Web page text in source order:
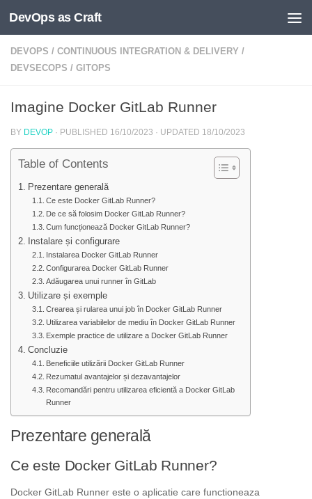
Skip to content
DevOps as Craft
DEVOPS / CONTINUOUS INTEGRATION & DELIVERY /
DEVSECOPS / GITOPS
Imagine Docker GitLab Runner
BY DEVOP · PUBLISHED 16/10/2023 · UPDATED 18/10/2023
Table of Contents
Prezentare generală
Ce este Docker GitLab Runner?
De ce să folosim Docker GitLab Runner?
Cum funcționează Docker GitLab Runner?
Instalare și configurare
Instalarea Docker GitLab Runner
Configurarea Docker GitLab Runner
Adăugarea unui runner în GitLab
Utilizare și exemple
Crearea și rularea unui job în Docker GitLab Runner
Utilizarea variabilelor de mediu în Docker GitLab Runner
Exemple practice de utilizare a Docker GitLab Runner
Concluzie
Beneficiile utilizării Docker GitLab Runner
Rezumatul avantajelor și dezavantajelor
Recomandări pentru utilizarea eficientă a Docker GitLab
Runner
Prezentare generală
Ce este Docker GitLab Runner?
Docker GitLab Runner este o aplicatie care functioneaza